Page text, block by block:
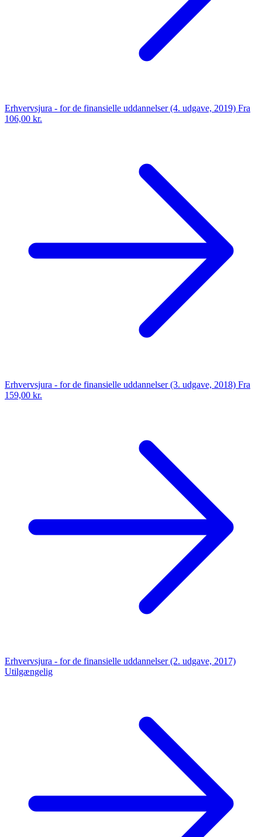
Erhvervsjura - for de finansielle uddannelser (4. udgave, 2019) Fra
106,00 kr.
Erhvervsjura - for de finansielle uddannelser (3. udgave, 2018) Fra
159,00 kr.
Erhvervsjura - for de finansielle uddannelser (2. udgave, 2017)
Utilgængelig